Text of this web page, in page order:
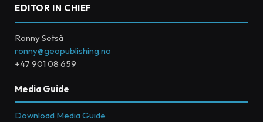
EDITOR IN CHIEF
Ronny Setså
ronny@geopublishing.no
+47 901 08 659
Media Guide
Download Media Guide